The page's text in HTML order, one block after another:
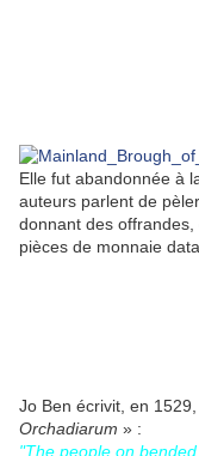
Elle fut abandonnée à
auteurs parlent de
donnant des
pièces de monnaie
Jo Ben écrivit, en
Orchadiarum » :
"The people on